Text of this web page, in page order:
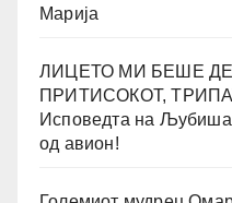
Марија
ЛИЦЕТО МИ БЕШЕ
ПРИТИСОКОТ,
Исповедта на Љубиша
од авион!